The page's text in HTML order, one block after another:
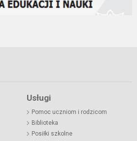
Usługi
Pomoc uczniom i rodzicom
Biblioteka
Posiłki szkolne